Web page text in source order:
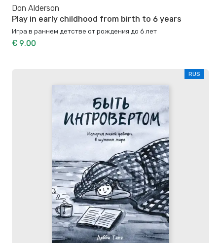
Don Alderson
Play in early childhood from birth to 6 years
Игра в раннем детстве от рождения до 6 лет
€ 9.00
RUS